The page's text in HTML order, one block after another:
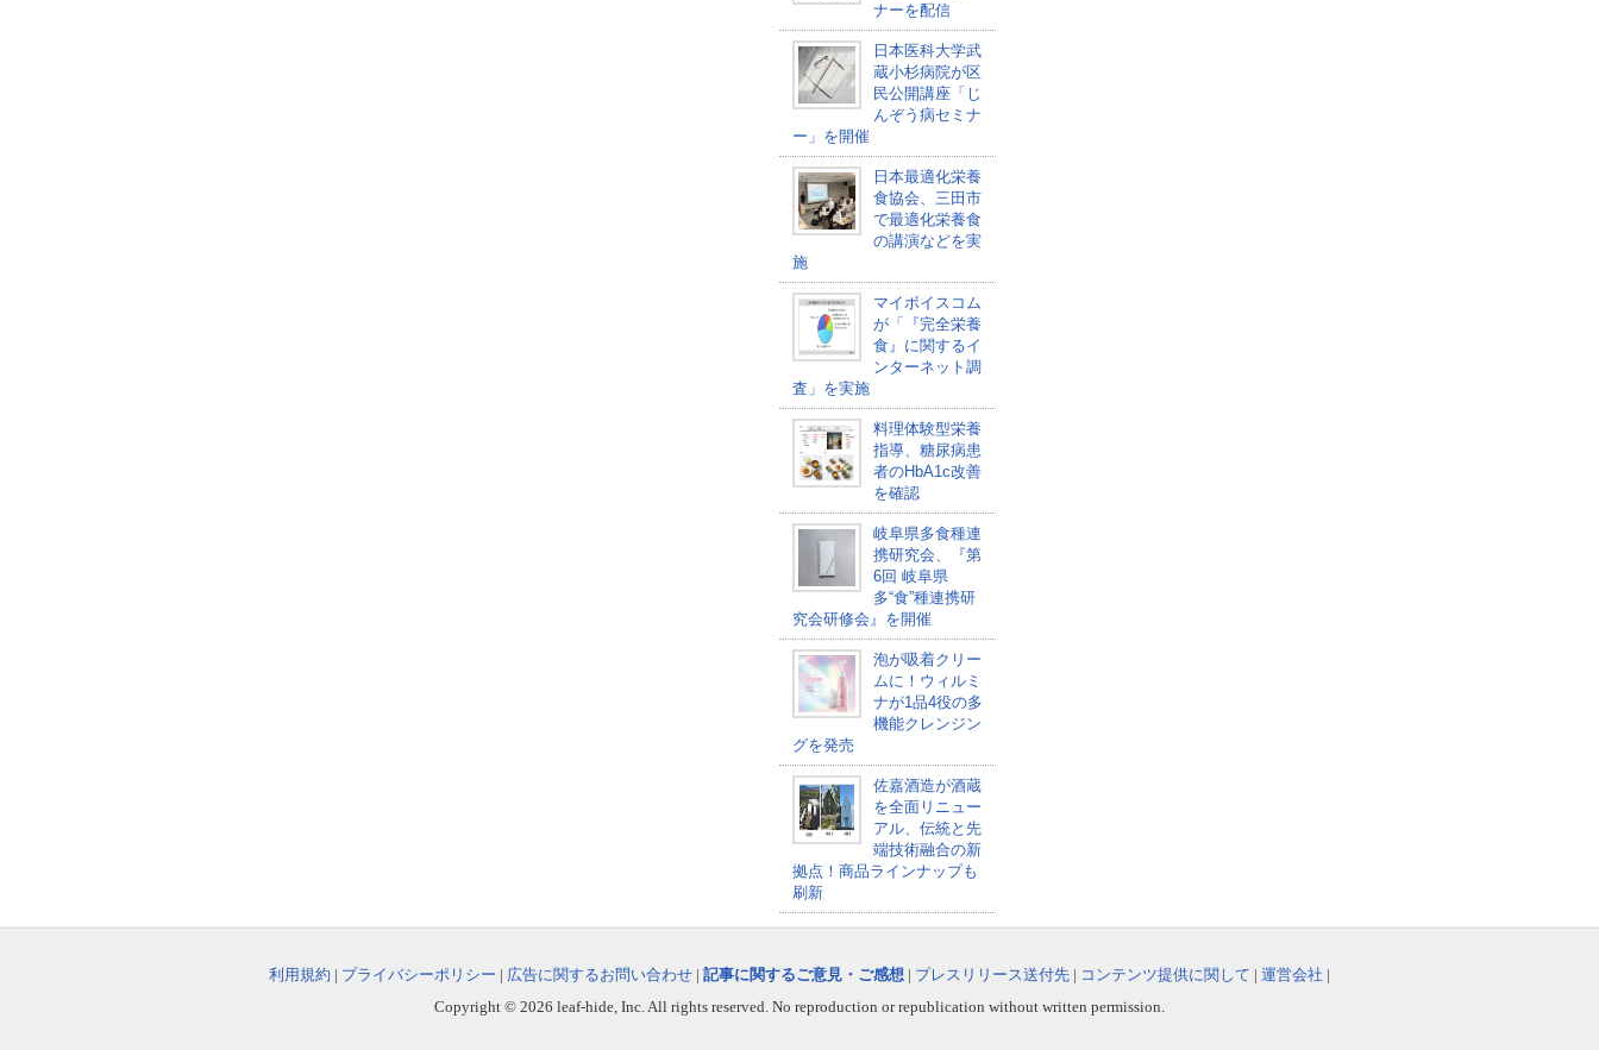
ナーを配信
日本医科大学武
蔵小杉病院が区
民公開講座「じ
んぞう病セミナ
ー」を開催
日本最適化栄養
食協会、三田市
で最適化栄養食
の講演などを実
施
マイボイスコム
が「『完全栄養
食』に関するイ
ンターネット調
査」を実施
料理体験型栄養
指導、糖尿病患
者のHbA1c改善
を確認
岐阜県多食種連
携研究会、『第
6回 岐阜県
多“食”種連携研
究会研修会』を開催
泡が吸着クリー
ムに！ウィルミ
ナが1品4役の多
機能クレンジン
グを発売
佐嘉酒造が酒蔵
を全面リニュー
アル、伝統と先
端技術融合の新
拠点！商品ラインナップも
刷新
利用規約 | プライバシーポリシー | 広告に関するお問い合わせ | 記事に関するご意見・ご感想 | プレスリリース送付先 | コンテンツ提供に関して | 運営会社 |
Copyright © 2026 leaf-hide, Inc. All rights reserved. No reproduction or republication without written permission.